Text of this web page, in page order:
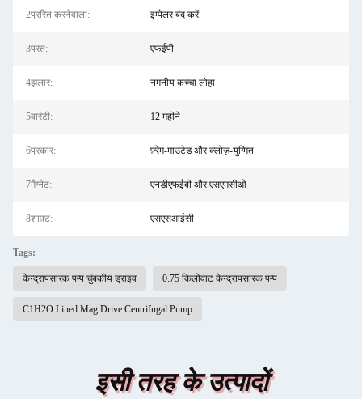
2प्ररित करनेवाला: इम्पेलर बंद करें
3परत: एफईपी
4झलार: नमनीय कच्चा लोहा
5वारंटी: 12 महीने
6प्रकार: फ़्रेम-माउंटेड और क्लोज़-युग्मित
7मैग्नेट: एनडीएफईबी और एसएमसीओ
8शाफ़्ट: एसएसआईसी
Tags:
केन्द्रापसारक पम्प चुंबकीय ड्राइव 0.75 किलोवाट केन्द्रापसारक पम्प
C1H2O Lined Mag Drive Centrifugal Pump
इसी तरह के उत्पादों